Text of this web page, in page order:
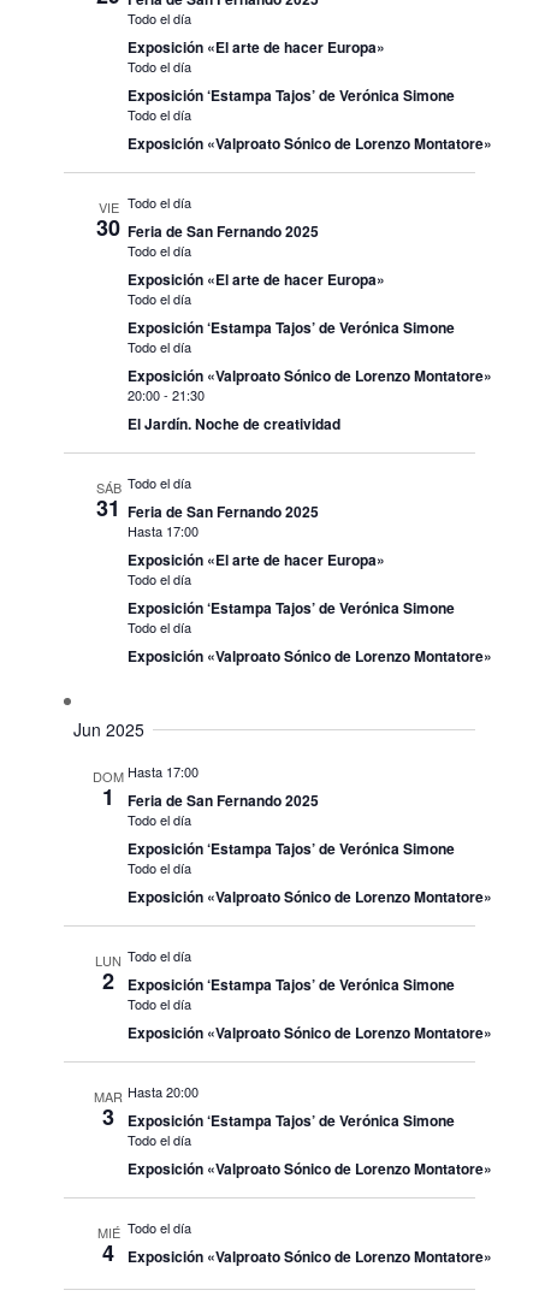
Todo el día
Exposición «El arte de hacer Europa»
Todo el día
Exposición ‘Estampa Tajos’ de Verónica Simone
Todo el día
Exposición «Valproato Sónico de Lorenzo Montatore»
VIE
30
Todo el día
Feria de San Fernando 2025
Todo el día
Exposición «El arte de hacer Europa»
Todo el día
Exposición ‘Estampa Tajos’ de Verónica Simone
Todo el día
Exposición «Valproato Sónico de Lorenzo Montatore»
20:00-21:30
El Jardín. Noche de creatividad
SÁB
31
Todo el día
Feria de San Fernando 2025
Hasta 17:00
Exposición «El arte de hacer Europa»
Todo el día
Exposición ‘Estampa Tajos’ de Verónica Simone
Todo el día
Exposición «Valproato Sónico de Lorenzo Montatore»
Jun 2025
DOM
1
Hasta 17:00
Feria de San Fernando 2025
Todo el día
Exposición ‘Estampa Tajos’ de Verónica Simone
Todo el día
Exposición «Valproato Sónico de Lorenzo Montatore»
LUN
2
Todo el día
Exposición ‘Estampa Tajos’ de Verónica Simone
Todo el día
Exposición «Valproato Sónico de Lorenzo Montatore»
MAR
3
Hasta 20:00
Exposición ‘Estampa Tajos’ de Verónica Simone
Todo el día
Exposición «Valproato Sónico de Lorenzo Montatore»
MIÉ
4
Todo el día
Exposición «Valproato Sónico de Lorenzo Montatore»